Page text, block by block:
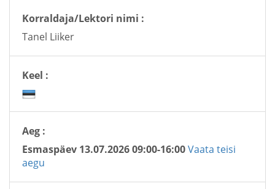
Korraldaja/Lektori nimi :
Tanel Liiker
Keel :
Aeg :
Esmaspäev 13.07.2026 09:00-16:00Vaata teisi
aegu